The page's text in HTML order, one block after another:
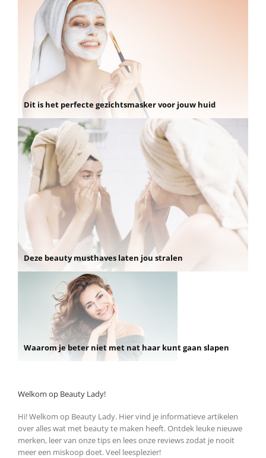
Dit is het perfecte gezichtsmasker voor jouw huid
Deze beauty musthaves laten jou stralen
Waarom je beter niet met nat haar kunt gaan slapen
Welkom op Beauty Lady!
Hi! Welkom op Beauty Lady. Hier vind je informatieve artikelen
over alles wat met beauty te maken heeft. Ontdek leuke nieuwe
merken, leer van onze tips en lees onze reviews zodat je nooit
meer een miskoop doet. Veel leesplezier!